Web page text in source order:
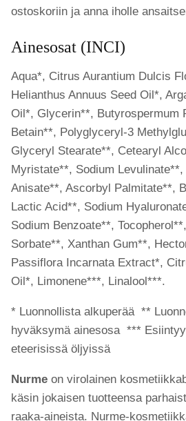
ostoskoriin ja anna iholle
Ainesosat (INCI)
Aqua*, Citrus Aurantium Dulcis
Helianthus Annuus Seed Oil*,
Oil*, Glycerin**, Butyrospermum
Betain**, Polyglyceryl-3
Glyceryl Stearate**, Cetearyl
Myristate**, Sodium
Anisate**, Ascorbyl Palmitate**,
Lactic Acid**, Sodium
Sodium Benzoate**,
Sorbate**, Xanthan Gum**,
Passiflora Incarnata Extract*,
Oil*, Limonene***, Linalool***.
* Luonnollista alkuperää **
hyväksymä ainesosa ***
eteerisissä öljyissä
Nurme on virolainen
käsin jokaisen tuotteensa
raaka-aineista. Nurme-